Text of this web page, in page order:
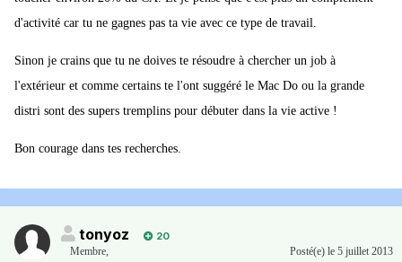
d'activité car tu ne gagnes pas ta vie avec ce type de travail.
Sinon je crains que tu ne doives te résoudre à chercher un job à
l'extérieur et comme certains te l'ont suggéré le Mac Do ou la grande
distri sont des supers tremplins pour débuter dans la vie active !
Bon courage dans tes recherches.
tonyoz
20
Membre, Posté(e) le 5 juillet 2013